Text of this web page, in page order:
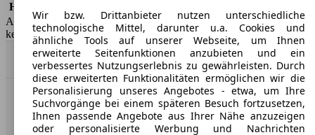
HSN/TSN
AutoScout24 GmbH übernimmt für die Richtigkeit der Angaben
keine Gewähr.
Nach Oben
AutoScout24: Europaweit der größte Online-Automarkt.
Wir bzw. Drittanbieter nutzen unterschiedliche
technologische Mittel, darunter u.a. Cookies und
ähnliche Tools auf unserer Webseite, um Ihnen
erweiterte Seitenfunktionen anzubieten und ein
verbessertes Nutzungserlebnis zu gewährleisten. Durch
diese erweiterten Funktionalitäten ermöglichen wir die
Personalisierung unseres Angebotes - etwa, um Ihre
Suchvorgänge bei einem späteren Besuch fortzusetzen,
Ihnen passende Angebote aus Ihrer Nähe anzuzeigen
oder personalisierte Werbung und Nachrichten